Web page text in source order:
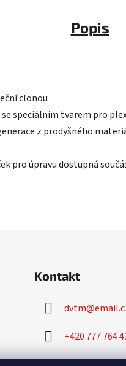
Popis
clonou
speciálním tvarem pro
z prodyšného
pro úpravu dostupná
Kontakt
dvtm@
+420 777 764